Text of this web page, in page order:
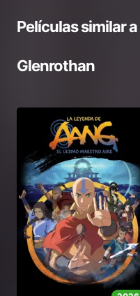
Películas similar a
Glenrothan